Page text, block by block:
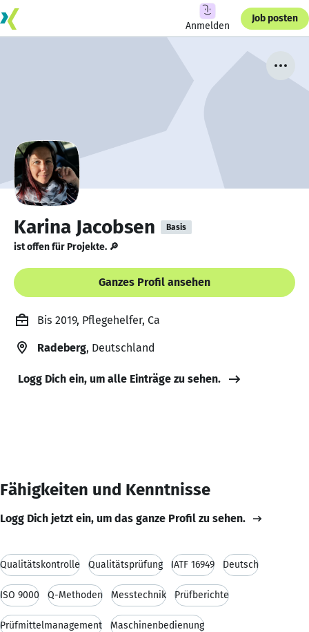
Anmelden
Job posten
Karina Jacobsen Basis
ist offen für Projekte. 🔎
Ganzes Profil ansehen
Bis 2019, Pflegehelfer, Ca
Radeberg, Deutschland
Logg Dich ein, um alle Einträge zu sehen.
Fähigkeiten und Kenntnisse
Logg Dich jetzt ein, um das ganze Profil zu sehen.
Qualitätskontrolle Qualitätsprüfung IATF 16949 Deutsch
ISO 9000 Q-Methoden Messtechnik Prüfberichte
Prüfmittelmanagement Maschinenbedienung